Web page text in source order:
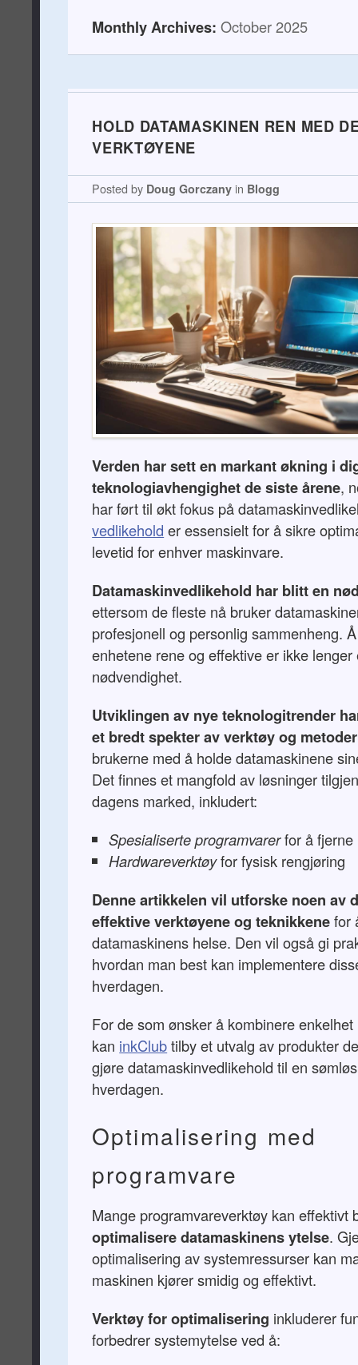
Monthly Archives:October 2025
HOLD DATAMASKINEN REN MED
VERKTØYENE
Posted by Doug Gorczany in Blogg
Verden har sett en markant økning i
teknologiavhengighet de siste årene,
har ført til økt fokus på
vedlikehold er essensielt for å sikre
levetid for enhver maskinvare.
Datamaskinvedlikehold har blitt en
ettersom de fleste nå bruker
profesjonell og personlig sammenheng.
enhetene rene og effektive er ikke
nødvendighet.
Utviklingen av nye teknologitrender
et bredt spekter av verktøy og metoder
brukerne med å holde datamaskinene
Det finnes et mangfold av løsninger
dagens marked, inkludert:
Spesialiserte programvarerfor å fjerne
Hardwareverktøyfor fysisk rengjøring
Denne artikkelen vil utforske noen av
effektive verktøyene og teknikkenefor
datamaskinens helse. Den vil også gi
hvordan man best kan implementere
hverdagen.
For de som ønsker å kombinere
kan inkClubtilby et utvalg av produkter
gjøre datamaskinvedlikehold til en
hverdagen.
Optimalisering med
programvare
Mange programvareverktøy kan effektivt
optimalisere datamaskinens ytelse.
optimalisering av systemressurser kan
maskinen kjører smidig og effektivt.
Verktøy for optimalisering inkluderer
forbedrer systemytelse ved å: